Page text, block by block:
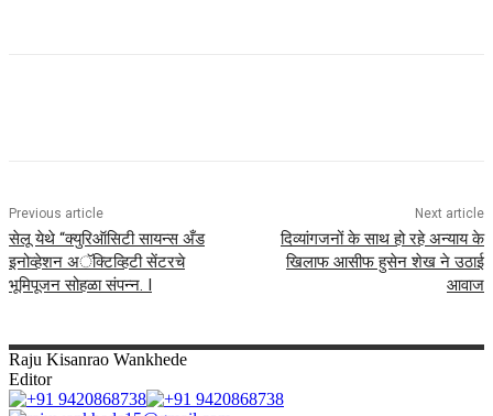
Previous article
सेलू येथे “क्युरिऑसिटी सायन्स अँड
इनोव्हेशन अॅक्टिव्हिटी सेंटरचे
भूमिपूजन सोहळा संपन्न. I
Next article
दिव्यांगजनों के साथ हो रहे अन्याय के
खिलाफ आसीफ हुसेन शेख ने उठाई
आवाज
Raju Kisanrao Wankhede
Editor